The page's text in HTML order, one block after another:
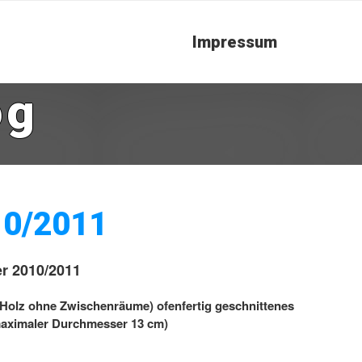
Impressum
2011
2010/2011
ohne Zwischenräume) ofenfertig geschnittenes
Durchmesser 13 cm)